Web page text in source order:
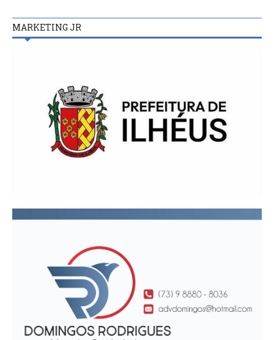
MARKETING JR